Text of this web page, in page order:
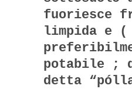
fuoriesce
limpida e (
potabile ;
detta